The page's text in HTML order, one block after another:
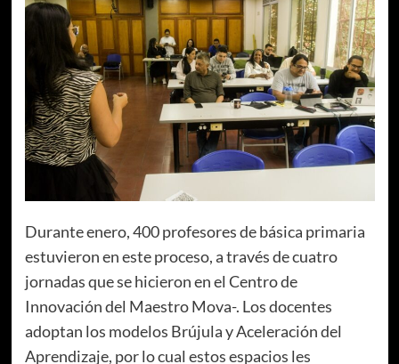
Durante enero, 400 profesores de básica primaria
estuvieron en este proceso, a través de cuatro
jornadas que se hicieron en el Centro de
Innovación del Maestro Mova-. Los docentes
adoptan los modelos Brújula y Aceleración del
Aprendizaje, por lo cual estos espacios les